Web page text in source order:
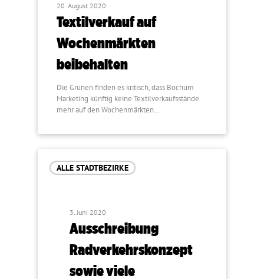
20. August 2020
Textilverkauf auf
Wochenmärkten
beibehalten
Die Grünen finden es kritisch, dass Bochum
Marketing künftig keine Textilverkaufsstände
mehr auf den Wochenmärkten…
ALLE STADTBEZIRKE
3. Juni 2020
Ausschreibung
Radverkehrskonzept
sowie viele